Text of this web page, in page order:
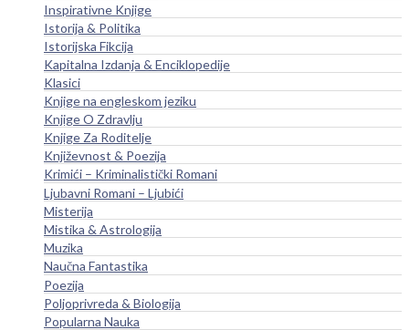
Inspirativne Knjige
Istorija & Politika
Istorijska Fikcija
Kapitalna Izdanja & Enciklopedije
Klasici
Knjige na engleskom jeziku
Knjige O Zdravlju
Knjige Za Roditelje
Književnost & Poezija
Krimići – Kriminalistički Romani
Ljubavni Romani – Ljubići
Misterija
Mistika & Astrologija
Muzika
Naučna Fantastika
Poezija
Poljoprivreda & Biologija
Popularna Nauka